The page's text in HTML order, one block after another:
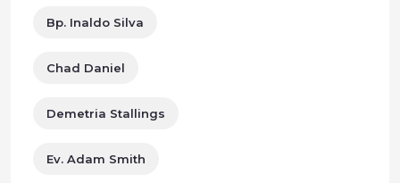
Bp. Inaldo Silva
Chad Daniel
Demetria Stallings
Ev. Adam Smith